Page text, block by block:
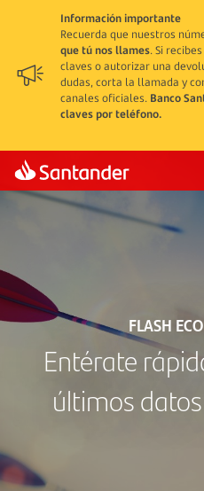
Información importante
Recuerda que nuestros
que tú nos llames. Si
claves o autorizar una
dudas, corta la llamada y
canales oficiales. Banco
claves por teléfono.
FLASH
Entérate
últimos